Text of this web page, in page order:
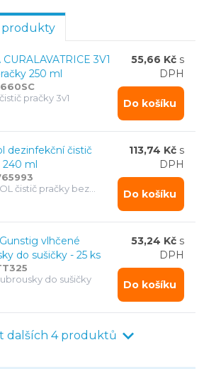
zase změkčí prádlo, omezí
a provoní vlhké prádlo během
a ubrousky do sušičky v
do domácnosti i prádelen.
produkty
CURALAVATRICE 3V1
250 ml
pračky 3v1
55,66 Kč s
DPH
Do košíku
dezinfekční čistič
240 ml
čistič pračky bez
Objem 240 ml.
113,74 Kč s
DPH
Do košíku
vlhčené
do sušičky - 25 ks
do sušičky
53,24 Kč s
DPH
Do košíku
dalších 4 produktů